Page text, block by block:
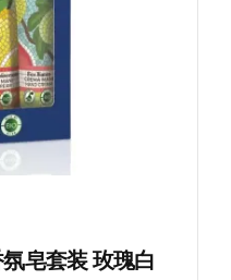
皂套装 玫瑰白